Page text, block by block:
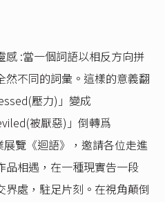
感 :當一個詞語以相反方向拼
然不同的詞彙。這樣的意義翻
壓力)」變成
被厭惡)」倒轉爲
展覽《迴語》，邀請各位走進
品相遇，在一種現實告一段
處，駐足片刻。在視角顛倒